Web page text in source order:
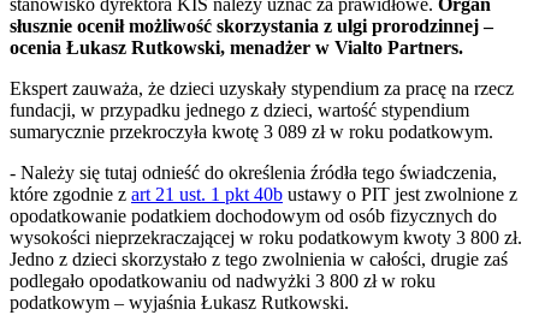
stanowisko dyrektora KIS należy uznać za prawidłowe. Organ
słusznie ocenił możliwość skorzystania z ulgi prorodzinnej –
ocenia Łukasz Rutkowski, menadżer w Vialto Partners.
Ekspert zauważa, że dzieci uzyskały stypendium za pracę na rzecz
fundacji, w przypadku jednego z dzieci, wartość stypendium
sumarycznie przekroczyła kwotę 3 089 zł w roku podatkowym.
- Należy się tutaj odnieść do określenia źródła tego świadczenia,
które zgodnie z art 21 ust. 1 pkt 40b ustawy o PIT jest zwolnione z
opodatkowanie podatkiem dochodowym od osób fizycznych do
wysokości nieprzekraczającej w roku podatkowym kwoty 3 800 zł.
Jedno z dzieci skorzystało z tego zwolnienia w całości, drugie zaś
podlegało opodatkowaniu od nadwyżki 3 800 zł w roku
podatkowym – wyjaśnia Łukasz Rutkowski.